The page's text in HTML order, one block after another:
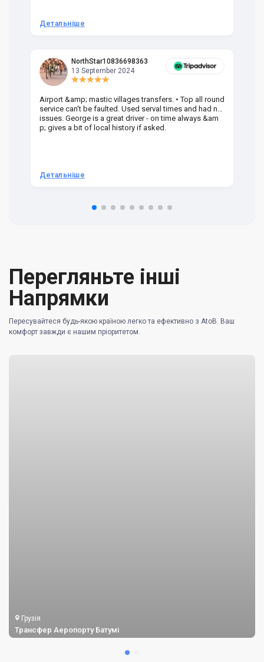
Детальніше
NorthStar10836698363
13 September 2024
Airport &amp; mastic villages transfers. • Top all round
service can't be faulted. Used serval times and had no
issues. George is a great driver - on time always &am
p; gives a bit of local history if asked.
Детальніше
Перегляньте інші
Напрямки
Пересувайтеся будь-якою країною легко та ефективно з AtoB. Ваш
комфорт завжди є нашим пріоритетом.
Грузія
Трансфер Аеропорту Батумі